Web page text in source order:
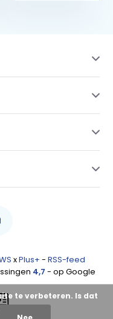
xPlus+ - RSS-feed
4,7 - op Google
te verbeteren. Is dat